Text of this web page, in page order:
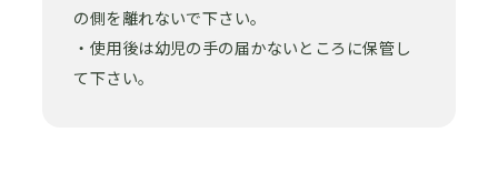
の側を離れないで下さい。
・使用後は幼児の手の届かないところに保管し
て下さい。